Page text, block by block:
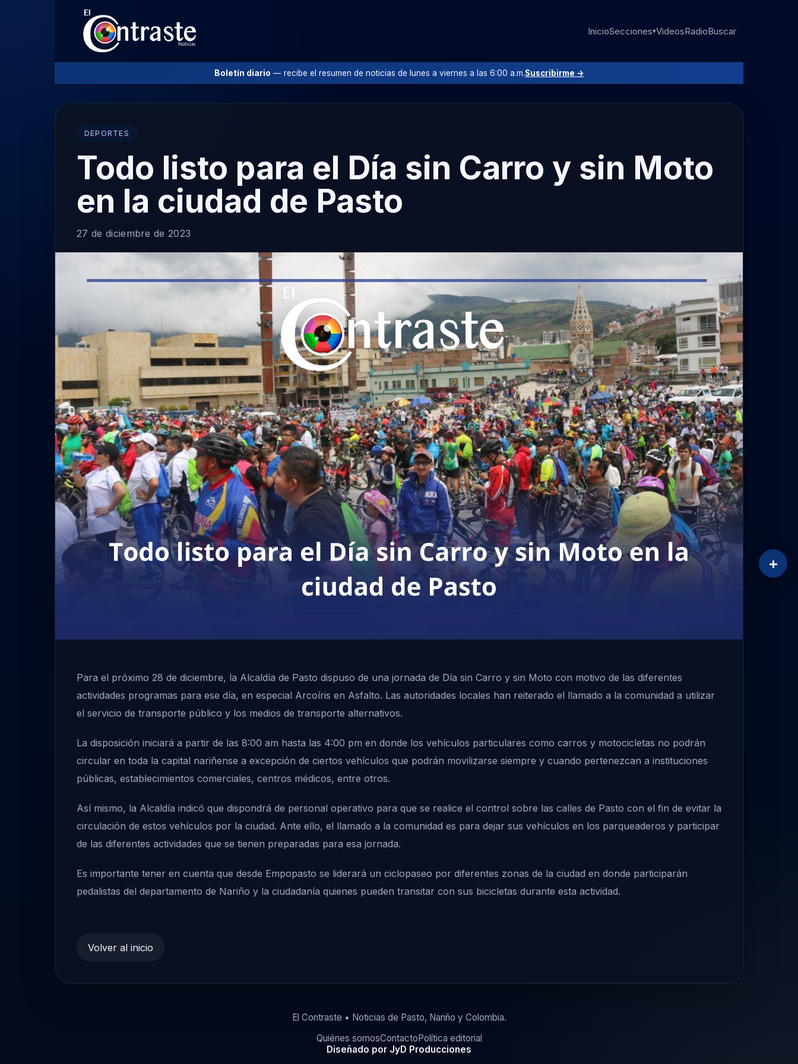
InicioSecciones▾VideosRadioBuscar
Boletín diario — recibe el resumen de noticias de lunes a viernes a las 6:00 a.m.Suscribirme →
DEPORTES
Todo listo para el Día sin Carro y sin Moto
en la ciudad de Pasto
27 de diciembre de 2023
Para el próximo 28 de diciembre, la Alcaldía de Pasto dispuso de una jornada de Día sin Carro y sin Moto con motivo de las diferentes
actividades programas para ese día, en especial Arcoíris en Asfalto. Las autoridades locales han reiterado el llamado a la comunidad a utilizar
el servicio de transporte público y los medios de transporte alternativos.
La disposición iniciará a partir de las 8:00 am hasta las 4:00 pm en donde los vehículos particulares como carros y motocicletas no podrán
circular en toda la capital nariñense a excepción de ciertos vehículos que podrán movilizarse siempre y cuando pertenezcan a instituciones
públicas, establecimientos comerciales, centros médicos, entre otros.
Así mismo, la Alcaldía indicó que dispondrá de personal operativo para que se realice el control sobre las calles de Pasto con el fin de evitar la
circulación de estos vehículos por la ciudad. Ante ello, el llamado a la comunidad es para dejar sus vehículos en los parqueaderos y participar
de las diferentes actividades que se tienen preparadas para esa jornada.
Es importante tener en cuenta que desde Empopasto se liderará un ciclopaseo por diferentes zonas de la ciudad en donde participarán
pedalistas del departamento de Nariño y la ciudadanía quienes pueden transitar con sus bicicletas durante esta actividad.
Volver al inicio
El Contraste • Noticias de Pasto, Nariño y Colombia.
Quiénes somosContactoPolítica editorial
Diseñado por JyD Producciones
+